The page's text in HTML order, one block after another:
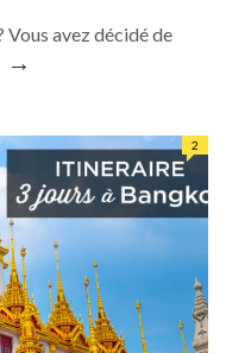
avez décidé de
→
2